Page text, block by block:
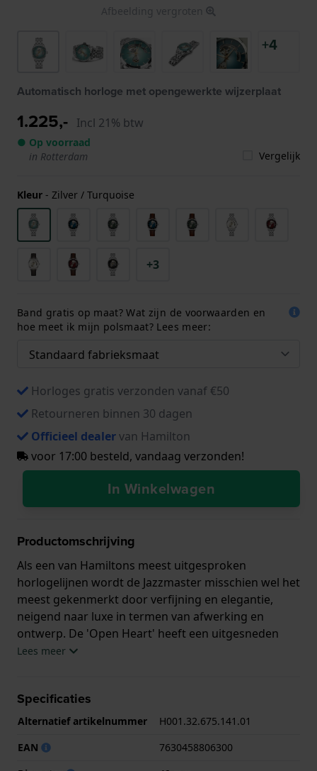
Afbeelding vergroten
+4
Automatisch horloge met opengewerkte wijzerplaat
1.225,- Incl 21% btw
● Op voorraad
in Rotterdam
Vergelijk
Kleur - Zilver / Turquoise
+3
Band gratis op maat? Wat zijn de voorwaarden en
hoe meet ik mijn polsmaat? Lees meer:
Horloges gratis verzonden vanaf €50
Retourneren binnen 30 dagen
Officieel dealervan Hamilton
voor 17:00 besteld, vandaag verzonden!
In Winkelwagen
Productomschrijving
Als een van Hamiltons meest uitgesproken
horlogelijnen wordt de Jazzmaster misschien wel het
meest gekenmerkt door verfijning en elegantie,
neigend naar luxe in termen van afwerking en
ontwerp. De 'Open Heart' heeft een uitgesneden
wijzerplaat die belangrijke delen van het uurwerk
horloge ook zijn karakteristieke uiterlijk. Te zien zijn
enkele van de robijnen van het horloge en de
wijzerplaat zelf is 'sunburst' afgewerkt met
Lees meer
Specificaties
Alternatief artikelnummer
H001.32.675.141.01
EAN
7630458806300